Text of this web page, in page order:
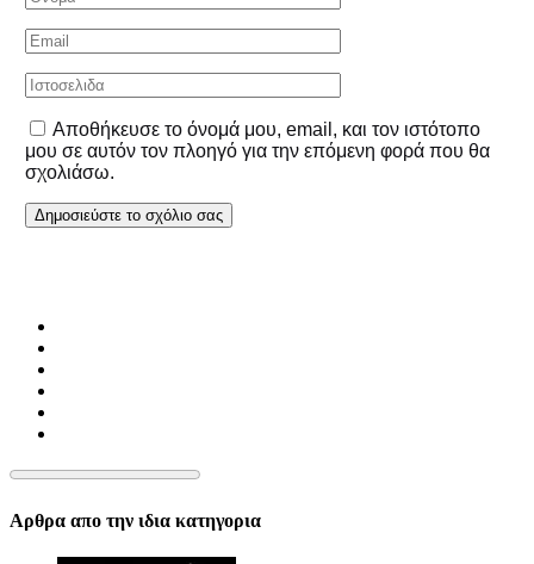
Αποθήκευσε το όνομά μου, email, και τον ιστότοπο
μου σε αυτόν τον πλοηγό για την επόμενη φορά που θα
σχολιάσω.
Αρθρα απο την ιδια κατηγορια